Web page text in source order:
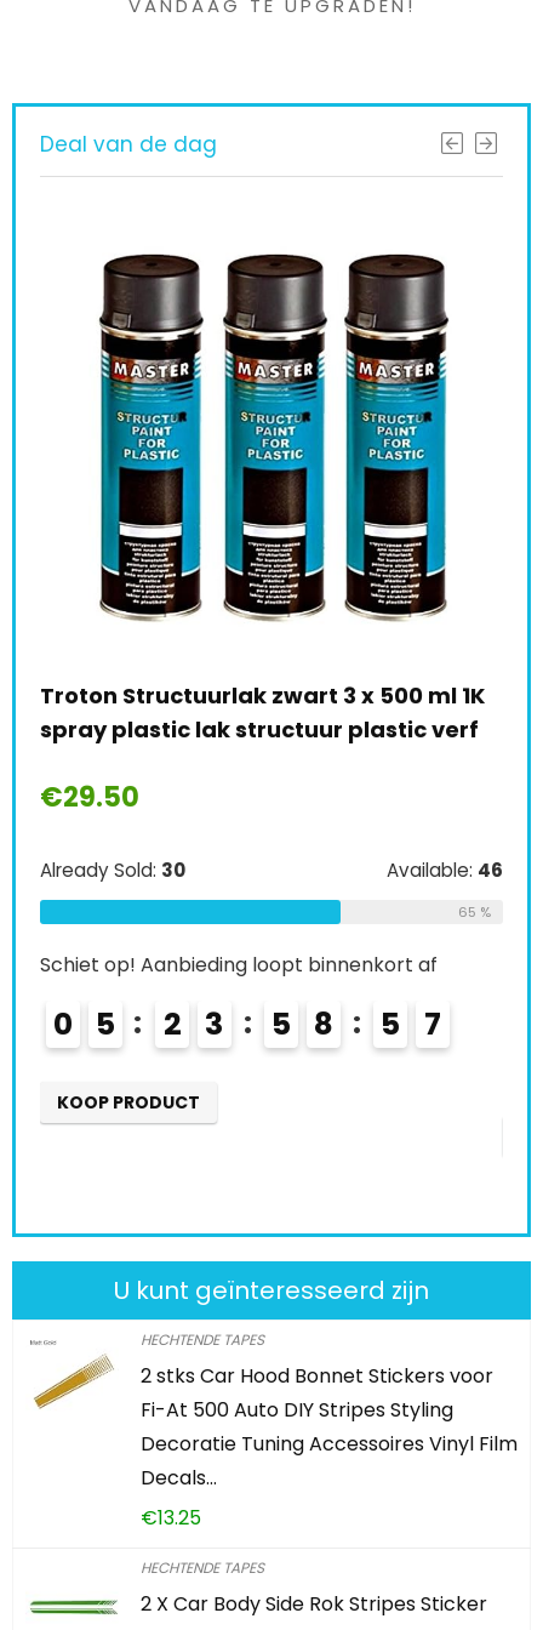
VANDAAG TE UPGRADEN!
Deal van de dag
46
AUPROTEC Lakspray RAL 9005 glanzend
spuitlak glanslak autolak spray 1x 400
Already Sold:33 Available:
0 6 2 3 5 8 5 5
6
U kunt geïnteresseerd zijn
HECHTENDE TAPES
2 stks Car Hood Bonnet Stickers voor
Fi-At 500 Auto DIY Stripes Styling
Decoratie Tuning Accessoires Vinyl Film
Decals…
€13.25
HECHTENDE TAPES
2 X Car Body Side Rok Stripes Sticker